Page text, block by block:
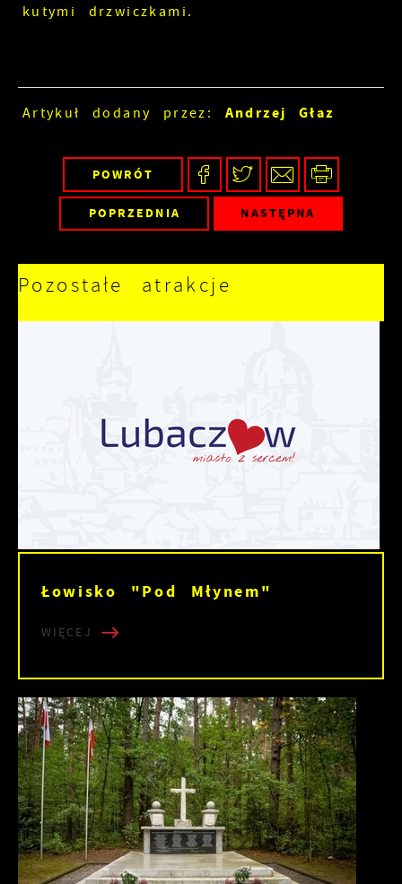
kutymi drzwiczkami.
Artykuł dodany przez: Andrzej Głaz
POWRÓT
POPRZEDNIA NASTĘPNA
Pozostałe atrakcje
Łowisko "Pod Młynem"
WIĘCEJ